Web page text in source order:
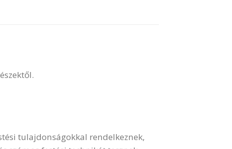
tulajdonságokkal rendelkeznek,